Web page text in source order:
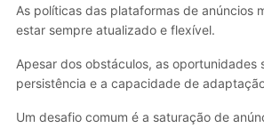
As políticas das plataformas de anúncios
estar sempre atualizado e flexível.
Apesar dos obstáculos, as oportunidades
persistência e a capacidade de
Um desafio comum é a saturação de